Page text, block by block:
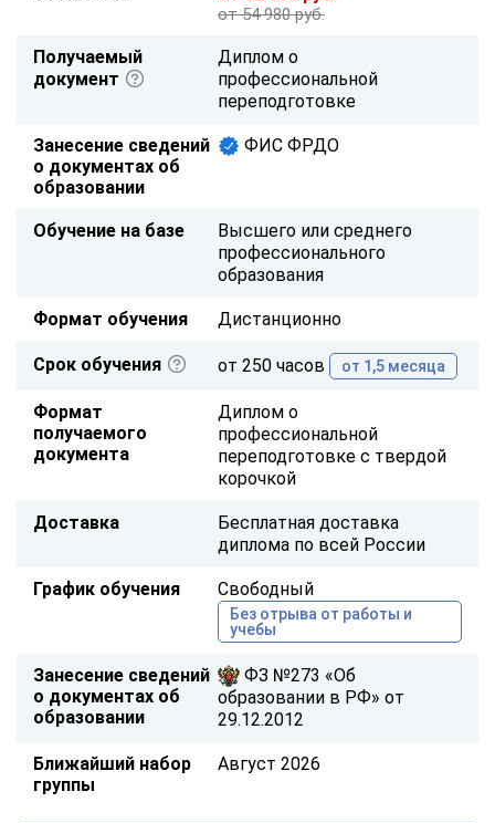
от 54 980 руб.
Получаемый
документ
Диплом о
профессиональной
переподготовке
Занесение сведений
о документах об
образовании
ФИС ФРДО
Обучение на базе
Высшего или среднего
профессионального
образования
Формат обучения Дистанционно
Срок обучения от 250 часов от 1,5 месяца
Формат
получаемого
документа
Диплом о
профессиональной
переподготовке с твердой
корочкой
Доставка
Бесплатная доставка
диплома по всей России
График обучения Свободный
Без отрыва от работы и
учебы
Занесение сведений
о документах об
образовании
ФЗ №273 «Об
образовании в РФ» от
29.12.2012
Ближайший набор
группы
Август 2026